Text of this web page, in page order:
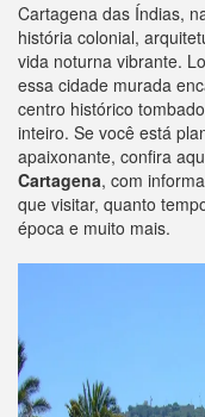
Cartagena das Índias,
história colonial,
vida noturna vibrante.
essa cidade murada
centro histórico
inteiro. Se você está
apaixonante, confira
Cartagena, com
que visitar, quanto
época e muito mais.